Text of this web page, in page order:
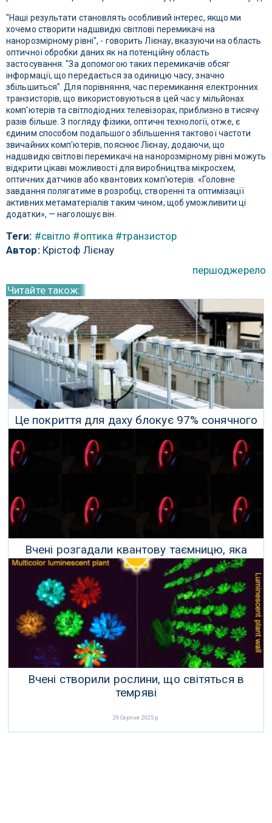
"Наші результати становлять особливий інтерес, якщо ми
хочемо створити надшвидкі світлові перемикачі на
нанорозмірному рівні", - говорить Лієнау, вказуючи на область
оптичної обробки даних як на потенційну область
застосування. "За допомогою таких перемикачів обсяг
інформації, що передається за одиницю часу, значно
збільшиться". Для порівняння, час перемикання електронних
транзисторів, що використовуються в цей час у мільйонах
комп'ютерів та світлодіодних телевізорах, приблизно в тисячу
разів більше. З погляду фізики, оптичні технології, отже, є
єдиним способом подальшого збільшення тактової частоти
звичайних комп'ютерів, пояснює Лієнау, додаючи, що
надшвидкі світлові перемикачі на нанорозмірному рівні можуть
відкрити цікаві можливості для виробництва мікросхем,
оптичних датчиків або квантових комп'ютерів. «Головне
завдання полягатиме в розробці, створенні та оптимізації
активних метаматеріалів таким чином, щоб уможливити ці
додатки», — наголошує він.
Теги: #світло #оптика #транзистор
Автор:Крістоф Лієнау
першоджерело
Читайте також:
Це покриття для даху блокує 97% сонячного
світла та поглинає воду з повітря
09 Листопада 2025 р.
Вчені розгадали квантову таємницю, яка
може генерувати електрику зі світла
Вчені створили рослини, що світяться в
темряві
29 Серпня 2025 р.